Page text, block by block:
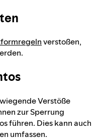
verstoßen,
Verstöße
zur Sperrung
führen. Dies kann auch
umfassen.